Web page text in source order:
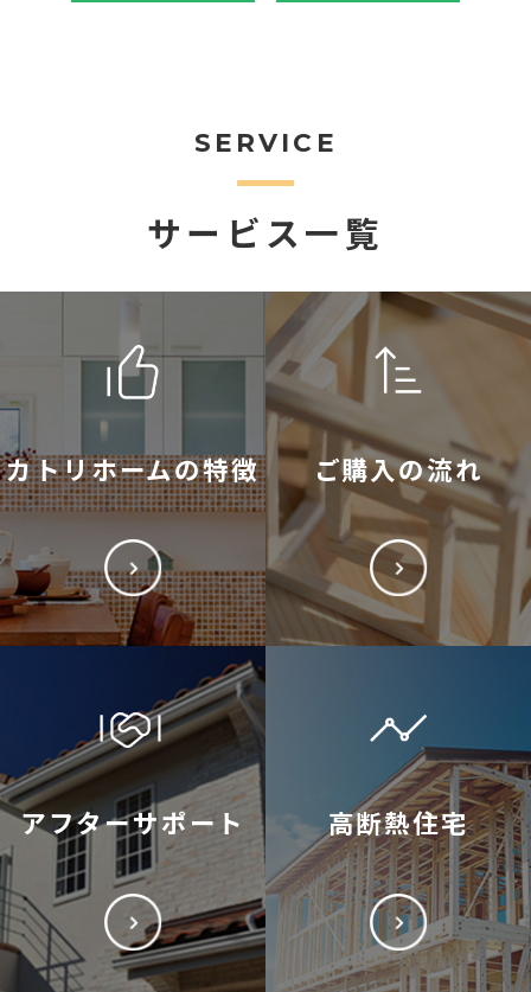
SERVICE
サービス一覧
カトリホームの特徴 ご購入の流れ
アフターサポート 高断熱住宅